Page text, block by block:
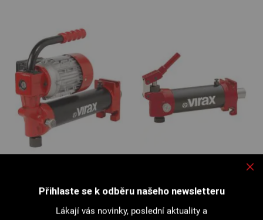
Přihlaste se k odběru našeho newsletteru
Lákají vás novinky, poslední aktuality a